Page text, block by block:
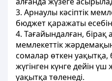
3. Арнаулы кәсіптік
бюджет қаражаты
4. Тағайындалған, бірақ
мемлекеттік
сомалар өткен уақытқа,
жүгінген күнге дейін
уақытқа төленеді.